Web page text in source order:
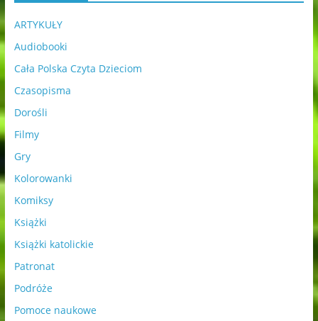
ARTYKUŁY
Audiobooki
Cała Polska Czyta Dzieciom
Czasopisma
Dorośli
Filmy
Gry
Kolorowanki
Komiksy
Książki
Książki katolickie
Patronat
Podróże
Pomoce naukowe